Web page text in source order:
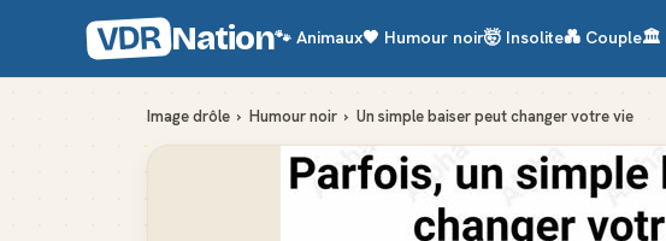
VDR Nation🐾 Animaux🖤 Humour noir🤯 Insolite💑 Couple🏛️
Image drôle › Humour noir › Un simple baiser peut changer votre vie